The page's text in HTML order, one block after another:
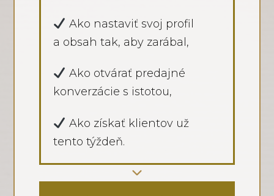
Ako nastaviť svoj profil
a obsah tak, aby zarábal,
Ako otvárať predajné
konverzácie s istotou,
Ako získať klientov už
tento týždeň.